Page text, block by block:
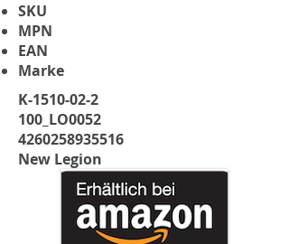
K-1510-02-2
100_LO0052
4260258935516
New Legion
SKU
MPN
EAN
Marke